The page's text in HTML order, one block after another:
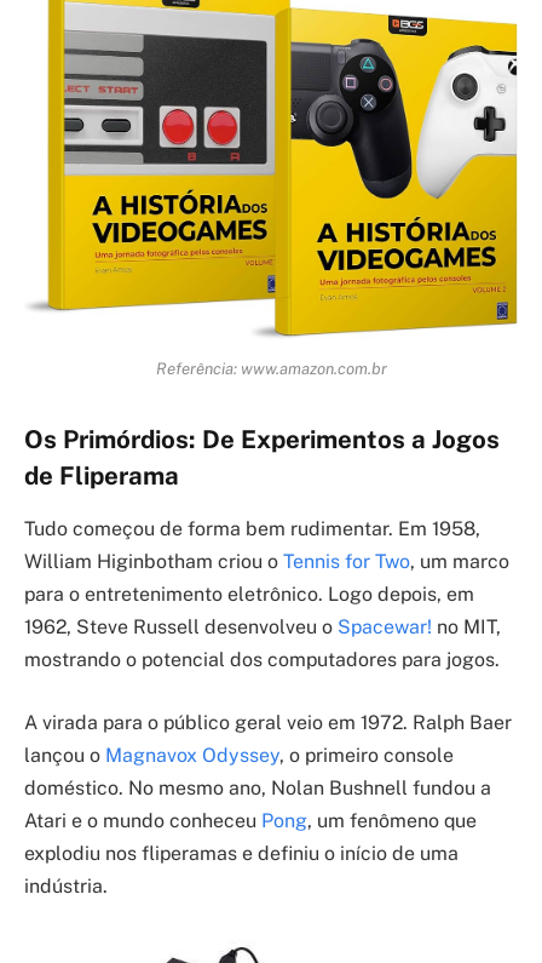
Referência: www.amazon.com.br
Os Primórdios: De Experimentos a Jogos
de Fliperama
Tudo começou de forma bem rudimentar. Em 1958,
William Higinbotham criou o Tennis for Two, um marco
para o entretenimento eletrônico. Logo depois, em
1962, Steve Russell desenvolveu o Spacewar! no MIT,
mostrando o potencial dos computadores para jogos.
A virada para o público geral veio em 1972. Ralph Baer
lançou o Magnavox Odyssey, o primeiro console
doméstico. No mesmo ano, Nolan Bushnell fundou a
Atari e o mundo conheceu Pong, um fenômeno que
explodiu nos fliperamas e definiu o início de uma
indústria.